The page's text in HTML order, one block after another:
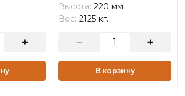
Высота: 220 мм
Вес: 2125 кг.
В корзину